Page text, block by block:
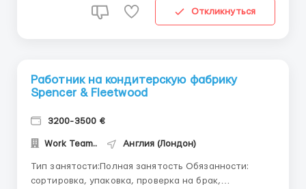
Откликнуться
Работник на кондитерскую фабрику
Spencer & Fleetwood
3200-3500 €
Work Team.. Англия (Лондон)
Тип занятости:Полная занятость Обязанности:
сортировка, упаковка, проверка на брак,